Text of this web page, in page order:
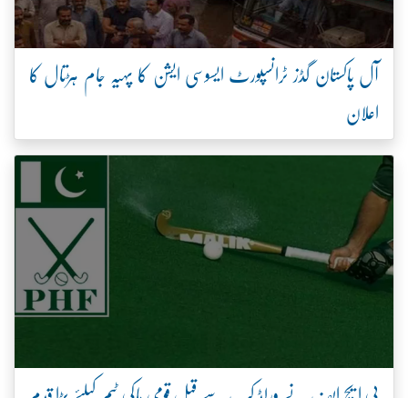
آل پاکستان گڈز ٹرانسپورٹ ایسوسی ایشن کا پہیہ جام ہڑتال کا
اعلان